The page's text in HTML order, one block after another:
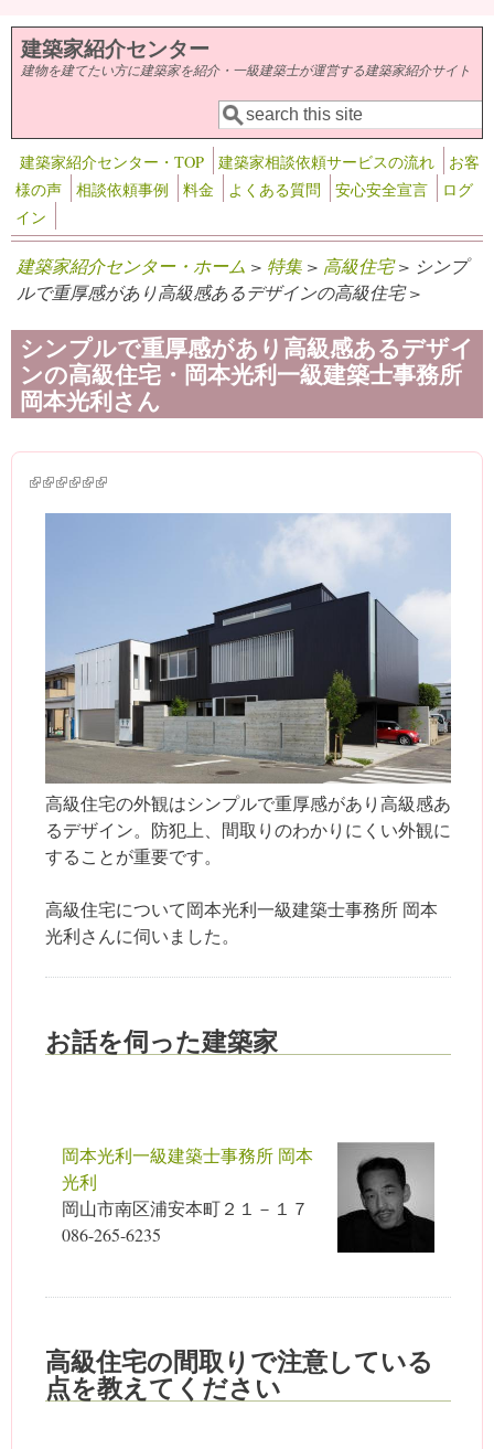
メインコンテンツに移動
建築家紹介センター
建物を建てたい方に建築家を紹介・一級建築士が運営する建築家紹介サイト
検索フォーム
検索
建築家紹介センター・TOP 建築家相談依頼サービスの流れ
お客
様の声
相談依頼事例 料金 よくある質問 安心安全宣言
ログ
イン
建築家紹介センター・ホーム > 特集 > 高級住宅> シンプ
ルで重厚感があり高級感あるデザインの高級住宅 >
シンプルで重厚感があり高級感あるデザイ
ンの高級住宅・岡本光利一級建築士事務所
岡本光利さん
(link is external)
(link is external)
(link is external)
(link is external)
(link is external)
(link is external)
高級住宅の外観はシンプルで重厚感があり高級感あ
るデザイン。防犯上、間取りのわかりにくい外観に
することが重要です。
高級住宅について岡本光利一級建築士事務所 岡本
光利さんに伺いました。
お話を伺った建築家
岡本光利一級建築士事務所 岡本
光利
岡山市南区浦安本町２１－１７
086-265-6235
高級住宅の間取りで注意している
点を教えてください